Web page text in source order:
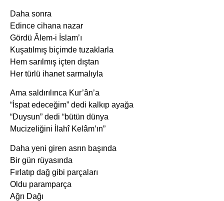
Daha sonra
Edince cihana nazar
Gördü Âlem-i İslam’ı
Kuşatılmış biçimde tuzaklarla
Hem sarılmış içten dıştan
Her türlü ihanet sarmalıyla
Ama saldırılınca Kur’ân’a
“İspat edeceğim” dedi kalkıp ayağa
“Duysun” dedi “bütün dünya
Mucizeliğini İlahî Kelâm’ın”
Daha yeni giren asrın başında
Bir gün rüyasında
Fırlatıp dağ gibi parçaları
Oldu paramparça
Ağrı Dağı